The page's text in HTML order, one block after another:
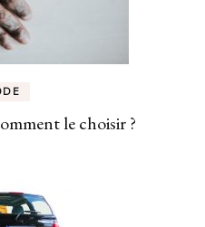
le choisir ?